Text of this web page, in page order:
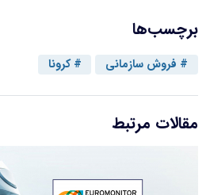
برچسب‌ها
فروش سازمانی کرونا
مقالات مرتبط